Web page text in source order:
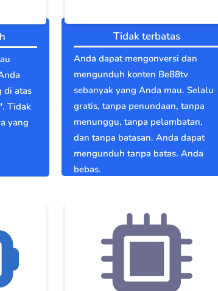
di atas
Tidak
yang
Tidak terbatas
Anda dapat mengonversi dan
mengunduh konten Be88tv
sebanyak yang Anda mau. Selalu
gratis, tanpa penundaan, tanpa
menunggu, tanpa pelambatan,
dan tanpa batasan. Anda dapat
mengunduh tanpa batas. Anda
bebas.